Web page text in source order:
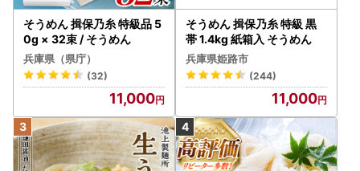
そうめん 揖保乃糸 特級品 5
0g × 32束 / そうめん
兵庫県（県庁）
(32)
11,000
そうめん 揖保乃糸 特級 黒
帯 1.4kg 紙箱入 そうめん
兵庫県姫路市
(244)
11,000